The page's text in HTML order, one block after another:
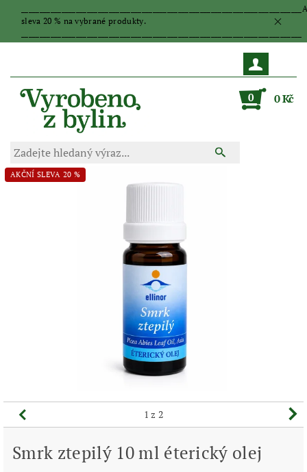
sleva 20 % na vybrané produkty.
0 0 Kč
AKČNÍ SLEVA 20 %
1 z 2
Smrk ztepilý 10 ml éterický olej